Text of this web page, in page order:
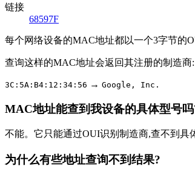
链接
68597F
每个网络设备的MAC地址都以一个3字节的
查询这样的MAC地址会返回其注册的制造商:
3C:5A:B4:12:34:56 → Google, Inc.
MAC地址能查到我设备的具体型号吗
不能。它只能通过OUI识别制造商,查不到具
为什么有些地址查询不到结果?